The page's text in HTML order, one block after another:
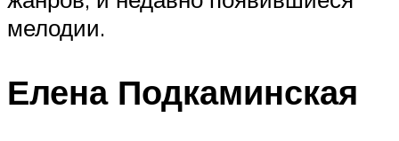
мелодии.
Елена Подкаминская